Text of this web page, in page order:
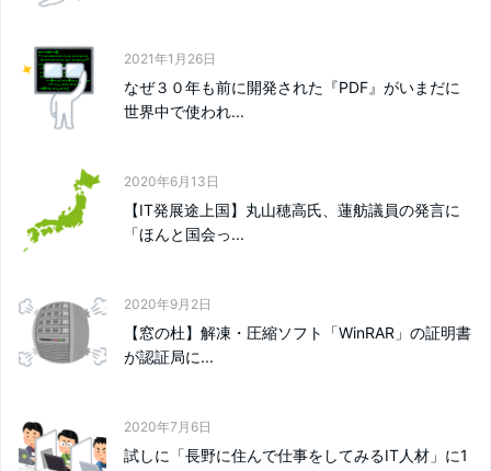
2021年1月26日
なぜ３０年も前に開発された『PDF』がいまだに
世界中で使われ...
2020年6月13日
【IT発展途上国】丸山穂高氏、蓮舫議員の発言に
「ほんと国会っ...
2020年9月2日
【窓の杜】解凍・圧縮ソフト「WinRAR」の証明書
が認証局に...
2020年7月6日
試しに「長野に住んで仕事をしてみるIT人材」に1